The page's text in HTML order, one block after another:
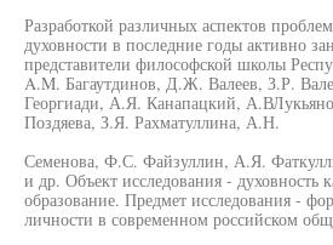
Разработкой различных аспектов
духовности в последние годы активно
представители философской школы
A.M. Багаутдинов, Д.Ж. Валеев, З.Р.
Георгиади, А.Я. Канапацкий,
Поздяева, З.Я. Рахматуллина, А.Н.
Семенова, Ф.С. Файзуллин, А.Я.
и др. Объект исследования - духовность
образование. Предмет исследования -
личности в современном российском